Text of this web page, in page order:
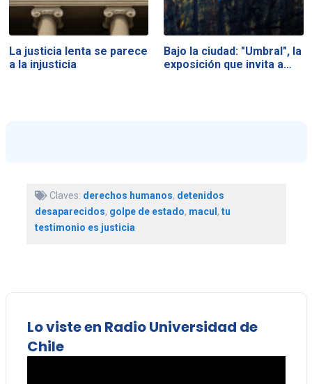
La justicia lenta se parece
a la injusticia
Bajo la ciudad: "Umbral", la
exposición que invita a…
Claves: derechos humanos, detenidos
desaparecidos, golpe de estado, macul , tu
testimonio es justicia
Lo viste en Radio Universidad de
Chile